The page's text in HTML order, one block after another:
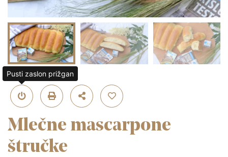
Mlečne mascarpone
štručke
Pusti zaslon prižgan